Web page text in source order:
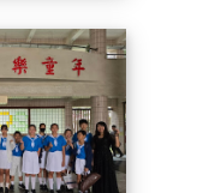
113學生